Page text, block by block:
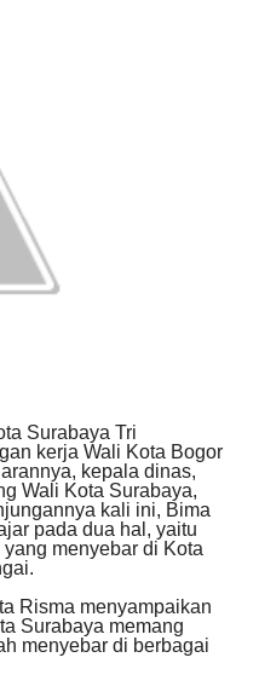
Surabaya Tri
kerja Wali Kota Bogor
kepala dinas,
Wali Kota Surabaya,
kali ini, Bima
pada dua hal, yaitu
menyebar di Kota
Risma menyampaikan
Surabaya memang
menyebar di berbagai